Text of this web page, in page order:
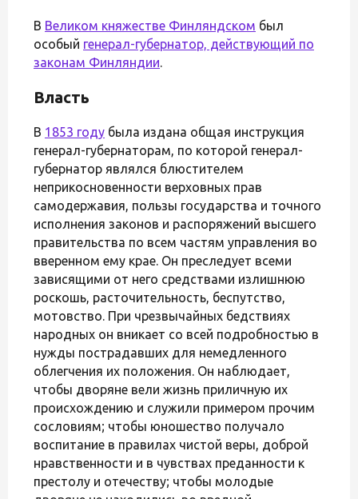
В Великом княжестве Финляндском был
особый генерал-губернатор, действующий по
законам Финляндии.
Власть
В 1853 году была издана общая инструкция
генерал-губернаторам, по которой генерал-
губернатор являлся блюстителем
неприкосновенности верховных прав
самодержавия, пользы государства и точного
исполнения законов и распоряжений высшего
правительства по всем частям управления во
вверенном ему крае. Он преследует всеми
зависящими от него средствами излишнюю
роскошь, расточительность, беспутство,
мотовство. При чрезвычайных бедствиях
народных он вникает со всей подробностью в
нужды пострадавших для немедленного
облегчения их положения. Он наблюдает,
чтобы дворяне вели жизнь приличную их
происхождению и служили примером прочим
сословиям; чтобы юношество получало
воспитание в правилах чистой веры, доброй
нравственности и в чувствах преданности к
престолу и отечеству; чтобы молодые